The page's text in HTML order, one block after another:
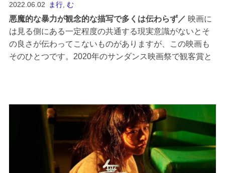
2022.06.02 ま行, む
悪魔的な暴力が観念的な描写で多くは伝わらず
映画に
は見る側にある一定程度の共通する現実意識がないとそ
の良さが伝わってこないものがありますが、この映画も
そのひとつです。2020年のサンダンス映画祭で観客賞と